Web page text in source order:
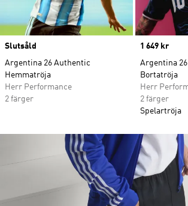
Slutsåld
Argentina 26 Authentic
Hemmatröja
Herr Performance
2 färger
Price
1 649 kr
Argentina
Bortatröja
Herr
2 färger
Spelartröja